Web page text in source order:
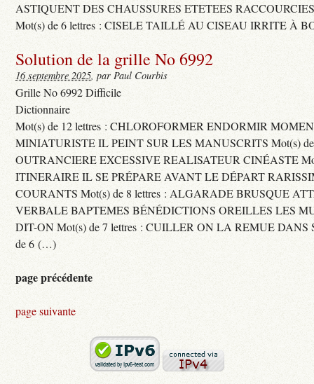
ASTIQUENT DES CHAUSSURES ETETEES
Mot(s) de 6 lettres : CISELE TAILLÉ AU CISEAU IRRITE À
Solution de la grille No 6992
16 septembre 2025, par Paul Courbis
Grille No 6992 Difficile
Dictionnaire
Mot(s) de 12 lettres : CHLOROFORMER ENDORMIR
MINIATURISTE IL PEINT SUR LES MANUSCRITS Mot(s) de
OUTRANCIERE EXCESSIVE REALISATEUR CINÉASTE
ITINERAIRE IL SE PRÉPARE AVANT LE DÉPART
COURANTS Mot(s) de 8 lettres : ALGARADE BRUSQUE
VERBALE BAPTEMES BÉNÉDICTIONS OREILLES LES
DIT-ON Mot(s) de 7 lettres : CUILLER ON LA REMUE DANS
de 6 (…)
page précédente
page suivante